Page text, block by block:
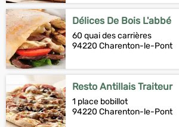
Délices De Bois L'abbé
60 quai des carrières
94220 Charenton-le-Pont
Resto Antillais Traiteur
1 place bobillot
94220 Charenton-le-Pont